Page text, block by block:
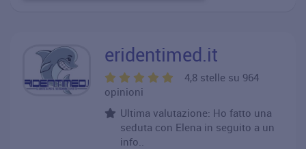
eridentimed.it
4,8 stelle su 964
opinioni
Ultima valutazione: Ho fatto una
seduta con Elena in seguito a un
info..